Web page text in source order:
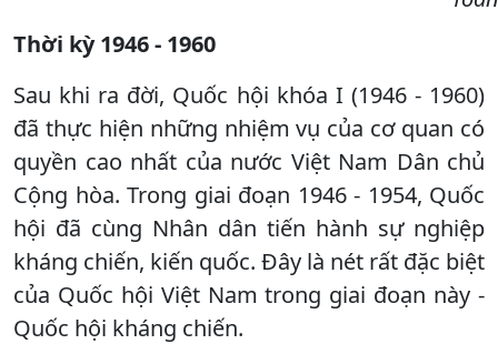
Thời kỳ 1946 - 1960
Sau khi ra đời, Quốc hội khóa I (1946 - 1960)
đã thực hiện những nhiệm vụ của cơ quan có
quyền cao nhất của nước Việt Nam Dân chủ
Cộng hòa. Trong giai đoạn 1946 - 1954, Quốc
hội đã cùng Nhân dân tiến hành sự nghiệp
kháng chiến, kiến quốc. Đây là nét rất đặc biệt
của Quốc hội Việt Nam trong giai đoạn này -
Quốc hội kháng chiến.